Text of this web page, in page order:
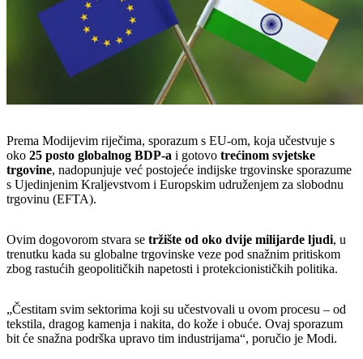
Prema Modijevim riječima, sporazum s EU-om, koja učestvuje s
oko 25 posto globalnog BDP-a i gotovo trećinom svjetske
trgovine, nadopunjuje već postojeće indijske trgovinske sporazume
s Ujedinjenim Kraljevstvom i Europskim udruženjem za slobodnu
trgovinu (EFTA).
Ovim dogovorom stvara se tržište od oko dvije milijarde ljudi, u
trenutku kada su globalne trgovinske veze pod snažnim pritiskom
zbog rastućih geopolitičkih napetosti i protekcionističkih politika.
„Čestitam svim sektorima koji su učestvovali u ovom procesu – od
tekstila, dragog kamenja i nakita, do kože i obuće. Ovaj sporazum
bit će snažna podrška upravo tim industrijama“, poručio je Modi.